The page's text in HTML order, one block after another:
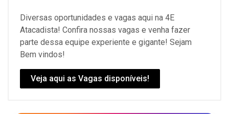
Diversas oportunidades e vagas aqui na 4E
Atacadista! Confira nossas vagas e venha fazer
parte dessa equipe experiente e gigante! Sejam
Bem vindos!
Veja aqui as Vagas disponíveis!